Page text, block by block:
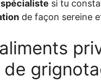
spécialiste si tu
de façon sereine
de